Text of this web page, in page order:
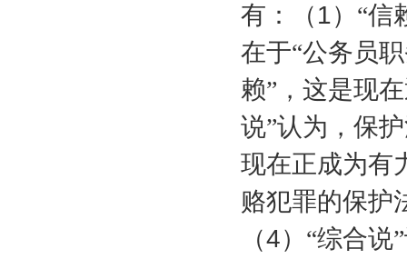
有：（1）“信
在于“公务员
赖”，这是现
说”认为，保
现在正成为有
赂犯罪的保护
（4）“综合说